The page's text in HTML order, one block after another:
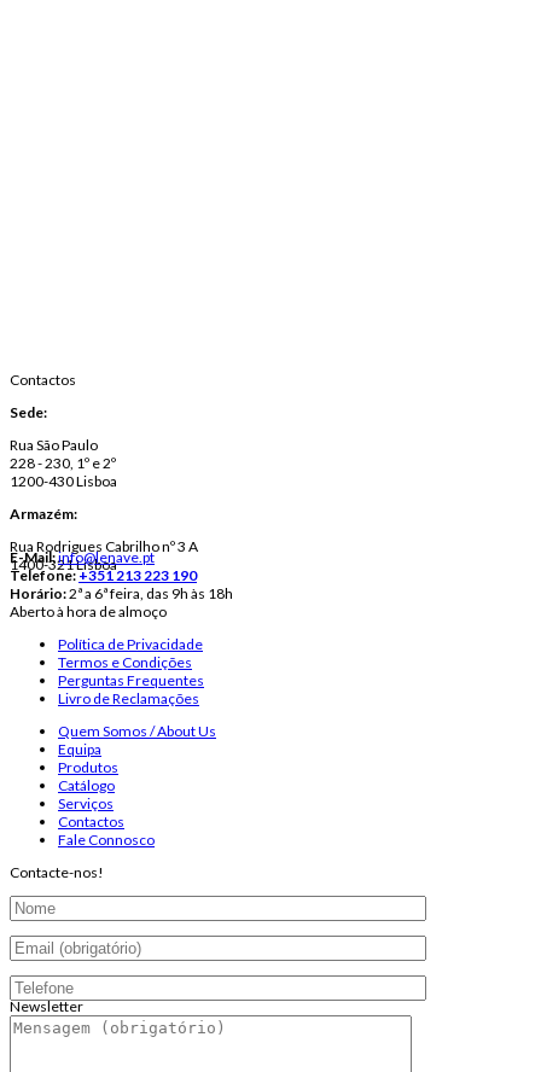
Contactos
Sede:
Rua São Paulo
228 - 230, 1º e 2º
1200-430 Lisboa
Armazém:
Rua Rodrigues Cabrilho nº 3 A
1400-321 Lisboa
E-Mail:info@lenave.pt
Telefone:+351 213 223 190
Horário:2ª a 6ª feira, das 9h às 18h
Aberto à hora de almoço
Política de Privacidade
Termos e Condições
Perguntas Frequentes
Livro de Reclamações
Quem Somos / About Us
Equipa
Produtos
Catálogo
Serviços
Contactos
Fale Connosco
Contacte-nos!
Newsletter
Endereço de email: